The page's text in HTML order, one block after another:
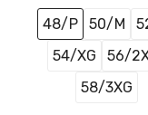
48/P 50/M
54/XG
56/
58/3XG